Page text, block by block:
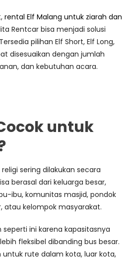
rental Elf Malang untuk ziarah dan
Rentcar bisa menjadi solusi
pilihan Elf Short, Elf Long,
disesuaikan dengan jumlah
dan kebutuhan acara.
untuk
sering dilakukan secara
berasal dari keluarga besar,
ibu, komunitas masjid, pondok
atau kelompok masyarakat.
ini karena kapasitasnya
fleksibel dibanding bus besar.
untuk rute dalam kota, luar kota,